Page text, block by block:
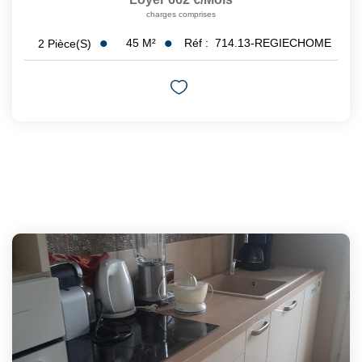
charges comprises
2 Pièce(s) 45 M² Réf : 714.13-REGIECHOME